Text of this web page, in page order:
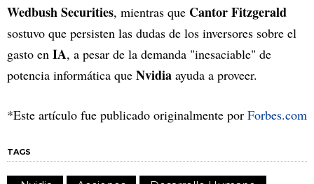
Wedbush Securities, mientras que Cantor Fitzgerald
sostuvo que persisten las dudas de los inversores sobre el
gasto en IA, a pesar de la demanda "inesaciable" de
potencia informática que Nvidia ayuda a proveer.
*Este artículo fue publicado originalmente por Forbes.com
TAGS